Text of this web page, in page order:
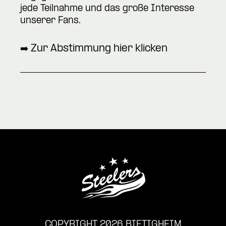
jede Teilnahme und das große Interesse
unserer Fans.
➡️ Zur Abstimmung hier klicken